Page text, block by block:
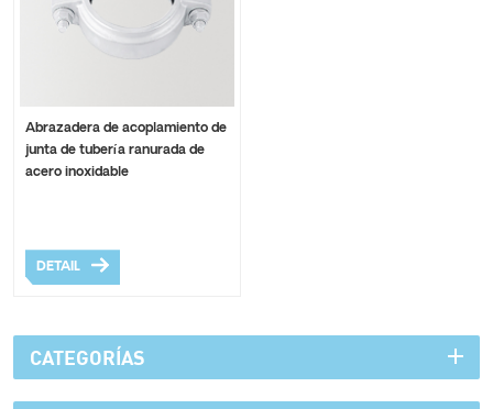
Abrazadera de acoplamiento de
junta de tubería ranurada de
acero inoxidable
DETAIL
CATEGORÍAS